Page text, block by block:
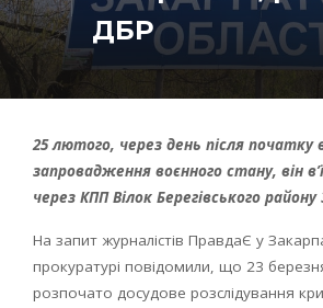
ДБР
25 лютого, через день після початку
запровадження воєнного стану, він
через КПП Вілок Берегівського
На запит журналістів ПравдаЄ у
прокуратурі повідомили, що 23
розпочато досудове розслідування